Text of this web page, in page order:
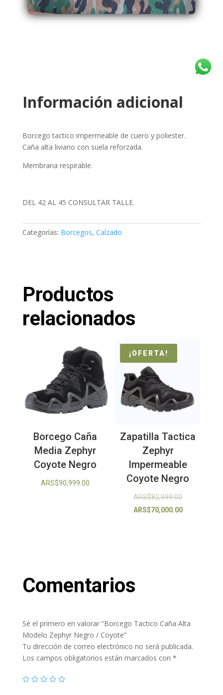
Información adicional
Borcego tactico impermeable de cuero y poliester.
Caña alta liviano con suela reforzada.
Membrana respirable.
DEL 42 AL 45 CONSULTAR TALLE.
Categorías: Borcegos, Calzado
Productos
relacionados
Borcego Caña
Media Zephyr
Coyote Negro
ARS$90,999.00
¡OFERTA!
Zapatilla Tactica
Zephyr
Impermeable
Coyote Negro
ARS$82,999.00El
precio
ARS$70,000.00El
Comentarios
Sé el primero en valorar “Borcego Tactico Caña Alta
Modelo Zephyr Negro / Coyote”
Tu dirección de correo electrónico no será publicada.
Los campos obligatorios están marcados con *